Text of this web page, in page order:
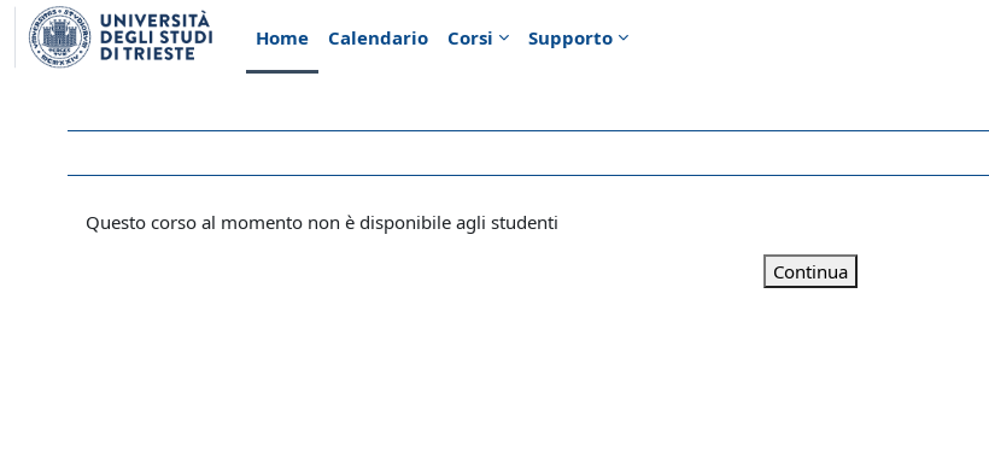
Vai al contenuto principale
Home
Calendario Corsi Supporto
Questo corso al momento non è disponibile agli studenti
Continua